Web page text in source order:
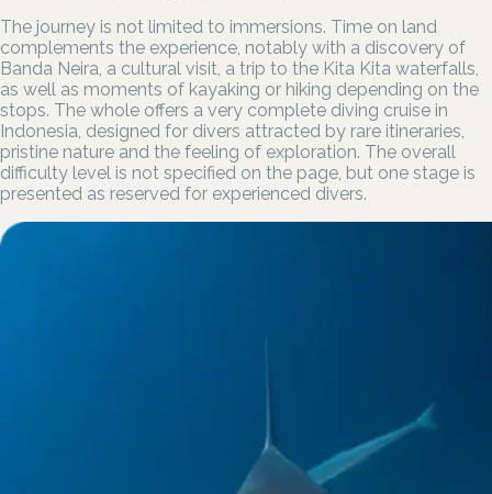
The journey is not limited to immersions. Time on land
complements the experience, notably with a discovery of
Banda Neira, a cultural visit, a trip to the Kita Kita waterfalls,
as well as moments of kayaking or hiking depending on the
stops. The whole offers a very complete diving cruise in
Indonesia, designed for divers attracted by rare itineraries,
pristine nature and the feeling of exploration. The overall
difficulty level is not specified on the page, but one stage is
presented as reserved for experienced divers.